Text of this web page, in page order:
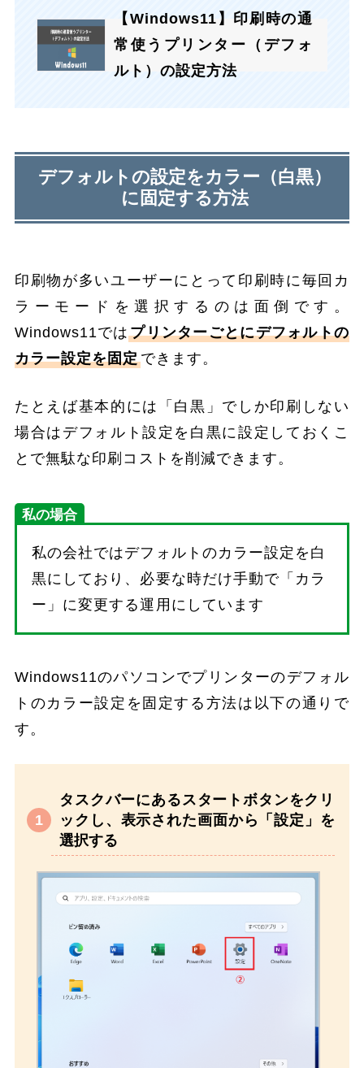
【Windows11】印刷時の通
常使うプリンター（デフォ
ルト）の設定方法
デフォルトの設定をカラー（白黒）
に固定する方法
印刷物が多いユーザーにとって印刷時に毎回カ
ラーモードを選択するのは面倒です。
Windows11ではプリンターごとにデフォルトの
カラー設定を固定できます。
たとえば基本的には「白黒」でしか印刷しない
場合はデフォルト設定を白黒に設定しておくこ
とで無駄な印刷コストを削減できます。
私の場合
私の会社ではデフォルトのカラー設定を白
黒にしており、必要な時だけ手動で「カラ
ー」に変更する運用にしています
Windows11のパソコンでプリンターのデフォル
トのカラー設定を固定する方法は以下の通りで
す。
タスクバーにあるスタートボタンをクリ
ックし、表示された画面から「設定」を
選択する